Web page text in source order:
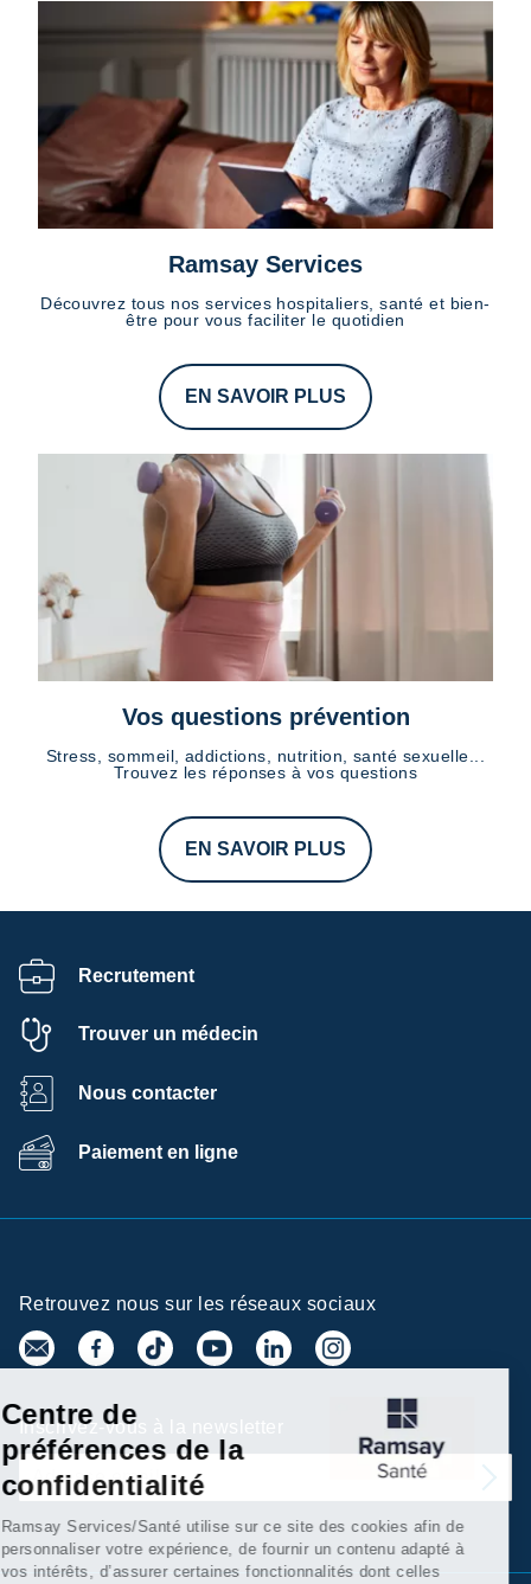
Ramsay Services
Découvrez tous nos services hospitaliers, santé et bien-
être pour vous faciliter le quotidien
EN SAVOIR PLUS
Vos questions prévention
Stress, sommeil, addictions, nutrition, santé sexuelle...
Trouvez les réponses à vos questions
EN SAVOIR PLUS
Recrutement
Trouver un médecin
Nous contacter
Paiement en ligne
Retrouvez nous sur les réseaux sociaux
Inscrivez-vous à la newsletter
Centre de
préférences de la
confidentialité
Ramsay Services/Santé utilise sur ce site des cookies afin de
personnaliser votre expérience, de fournir un contenu adapté à
vos intérêts, d’assurer certaines fonctionnalités dont celles